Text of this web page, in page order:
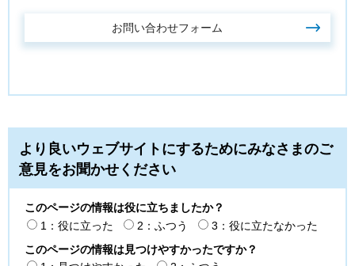
より良いウェブサイトにするためにみなさまのご
意見をお聞かせください
このページの情報は役に立ちましたか？
1：役に立った
2：ふつう
3：役に立たなかった
このページの情報は見つけやすかったですか？